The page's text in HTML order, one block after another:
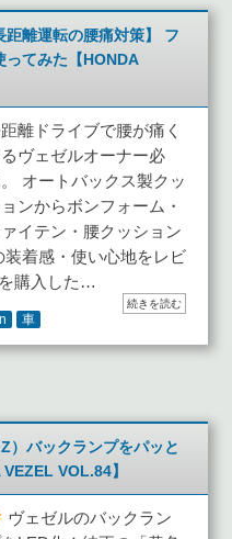
離運転の腰痛対策】 フ
ってみた【HONDA
離ドライブで腰が痛く
ヴェゼルオーナー必
。 オートバックス製クッ
ンからボンフォーム・
イテン・腰クッション
着感・使い心地をレビ
購入した…
車
続きを読む
）バックランプをパッと
VOL.84】
ヴェゼルのバックラン